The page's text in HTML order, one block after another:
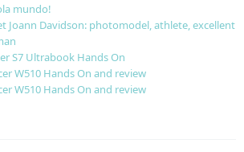
mundo!
Joann Davidson: photomodel, athlete, excellent
S7 Ultrabook Hands On
W510 Hands On and review
W510 Hands On and review